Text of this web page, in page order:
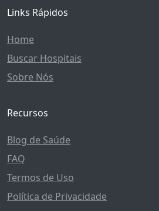
Links Rápidos
Home
Buscar Hospitais
Sobre Nós
Recursos
Blog de Saúde
FAQ
Termos de Uso
Política de Privacidade